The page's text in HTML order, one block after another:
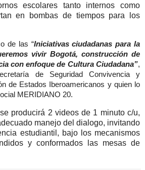
escolares tanto internos como
en bombas de tiempos para los
de las “Iniciativas ciudadanas para la
vivir Bogotá, construcción de
con enfoque de Cultura Ciudadana”,
de Seguridad Convivencia y
de Estados Iberoamericanos y quien lo
MERIDIANO 20.
producirá 2 videos de 1 minuto c/u,
manejo del dialogo, invitando
estudiantil, bajo los mecanismos
y conformados las mesas de